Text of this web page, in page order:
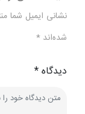
نشانی ایمیل شما
شده‌اند *
دیدگاه*